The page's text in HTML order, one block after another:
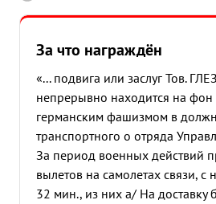
За что награждён
«... подвига или заслуг Тов.
непрерывно находится на фон
германским фашизмом в
транспортного о отряда
За период военных действий
вылетов на самолетах связи, с
32 мин., из них а/ На доставку